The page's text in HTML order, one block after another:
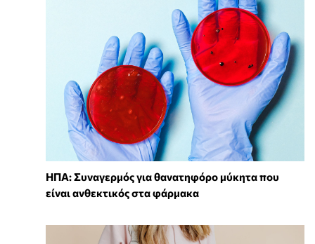
ΗΠΑ: Συναγερμός για θανατηφόρο μύκητα που
είναι ανθεκτικός στα φάρμακα